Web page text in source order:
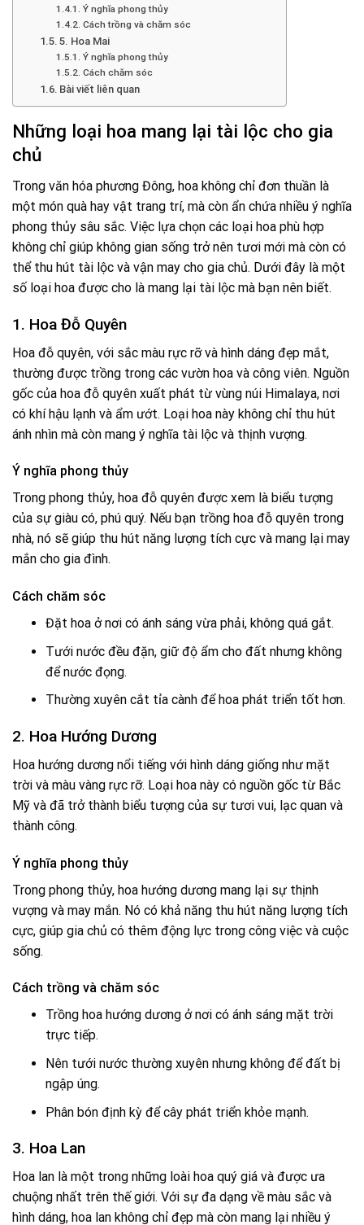
Ý nghĩa phong thủy
Cách trồng và chăm sóc
5. Hoa Mai
Ý nghĩa phong thủy
Cách chăm sóc
Bài viết liên quan
Những loại hoa mang lại tài lộc cho gia
chủ
Trong văn hóa phương Đông, hoa không chỉ đơn thuần là
một món quà hay vật trang trí, mà còn ẩn chứa nhiều ý nghĩa
phong thủy sâu sắc. Việc lựa chọn các loại hoa phù hợp
không chỉ giúp không gian sống trở nên tươi mới mà còn có
thể thu hút tài lộc và vận may cho gia chủ. Dưới đây là một
số loại hoa được cho là mang lại tài lộc mà bạn nên biết.
1. Hoa Đỗ Quyên
Hoa đỗ quyên, với sắc màu rực rỡ và hình dáng đẹp mắt,
thường được trồng trong các vườn hoa và công viên. Nguồn
gốc của hoa đỗ quyên xuất phát từ vùng núi Himalaya, nơi
có khí hậu lạnh và ẩm ướt. Loại hoa này không chỉ thu hút
ánh nhìn mà còn mang ý nghĩa tài lộc và thịnh vượng.
Ý nghĩa phong thủy
Trong phong thủy, hoa đỗ quyên được xem là biểu tượng
của sự giàu có, phú quý. Nếu bạn trồng hoa đỗ quyên trong
nhà, nó sẽ giúp thu hút năng lượng tích cực và mang lại may
mắn cho gia đình.
Cách chăm sóc
Đặt hoa ở nơi có ánh sáng vừa phải, không quá gắt.
Tưới nước đều đặn, giữ độ ẩm cho đất nhưng không
để nước đọng.
Thường xuyên cắt tỉa cành để hoa phát triển tốt hơn.
2. Hoa Hướng Dương
Hoa hướng dương nổi tiếng với hình dáng giống như mặt
trời và màu vàng rực rỡ. Loại hoa này có nguồn gốc từ Bắc
Mỹ và đã trở thành biểu tượng của sự tươi vui, lạc quan và
thành công.
Ý nghĩa phong thủy
Trong phong thủy, hoa hướng dương mang lại sự thịnh
vượng và may mắn. Nó có khả năng thu hút năng lượng tích
cực, giúp gia chủ có thêm động lực trong công việc và cuộc
sống.
Cách trồng và chăm sóc
Trồng hoa hướng dương ở nơi có ánh sáng mặt trời
trực tiếp.
Nên tưới nước thường xuyên nhưng không để đất bị
ngập úng.
Phân bón định kỳ để cây phát triển khỏe mạnh.
3. Hoa Lan
Hoa lan là một trong những loài hoa quý giá và được ưa
chuộng nhất trên thế giới. Với sự đa dạng về màu sắc và
hình dáng, hoa lan không chỉ đẹp mà còn mang lại nhiều ý